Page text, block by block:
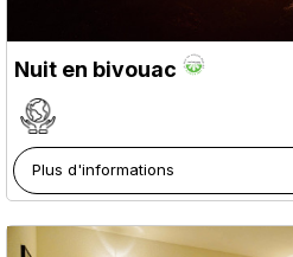
Nuit en bivouac
Plus d'informations